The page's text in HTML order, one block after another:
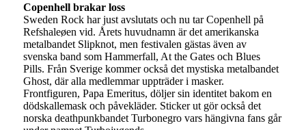
Copenhell brakar loss
Sweden Rock har just avslutats och nu tar Copenhell på
Refshaleøen vid. Årets huvudnamn är det amerikanska
metalbandet Slipknot, men festivalen gästas även av
svenska band som Hammerfall, At the Gates och Blues
Pills. Från Sverige kommer också det mystiska metalbandet
Ghost, där alla medlemmar uppträder i masker.
Frontfiguren, Papa Emeritus, döljer sin identitet bakom en
dödskallemask och påvekläder. Sticker ut gör också det
norska deathpunkbandet Turbonegro vars hängivna fans går